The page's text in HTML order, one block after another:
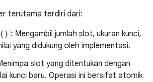
terutama terdiri dari:
: Mengambil jumlah slot, ukuran kunci,
yang didukung oleh implementasi.
slot yang ditentukan dengan
kunci baru. Operasi ini bersifat atomik